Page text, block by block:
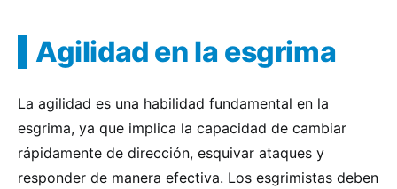
Agilidad en la esgrima
La agilidad es una habilidad fundamental en la
esgrima, ya que implica la capacidad de cambiar
rápidamente de dirección, esquivar ataques y
responder de manera efectiva. Los esgrimistas deben